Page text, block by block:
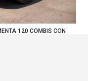
120 COMBIS CON